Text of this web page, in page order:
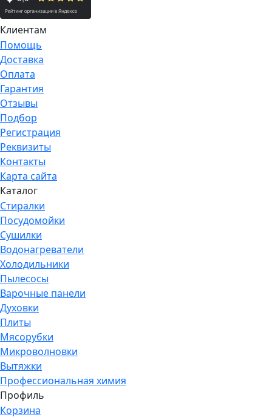
Клиентам
Помощь
Доставка
Оплата
Гарантия
Отзывы
Подбор
Регистрация
Реквизиты
Контакты
Карта сайта
Каталог
Стиралки
Посудомойки
Сушилки
Водонагреватели
Холодильники
Пылесосы
Варочные панели
Духовки
Плиты
Мясорубки
Микроволновки
Вытяжки
Профессиональная химия
Профиль
Корзина